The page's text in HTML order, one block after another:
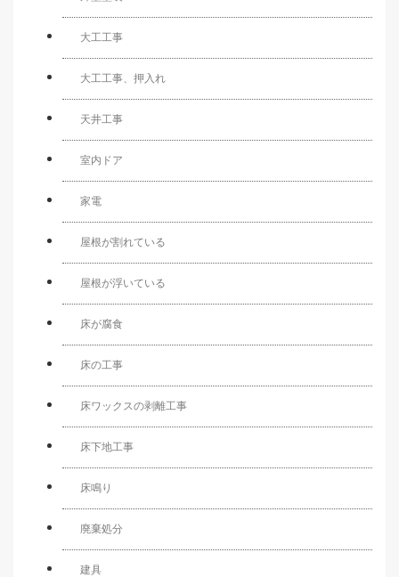
大工工事
大工工事、押入れ
天井工事
室内ドア
家電
屋根が割れている
屋根が浮いている
床が腐食
床の工事
床ワックスの剥離工事
床下地工事
床鳴り
廃棄処分
建具